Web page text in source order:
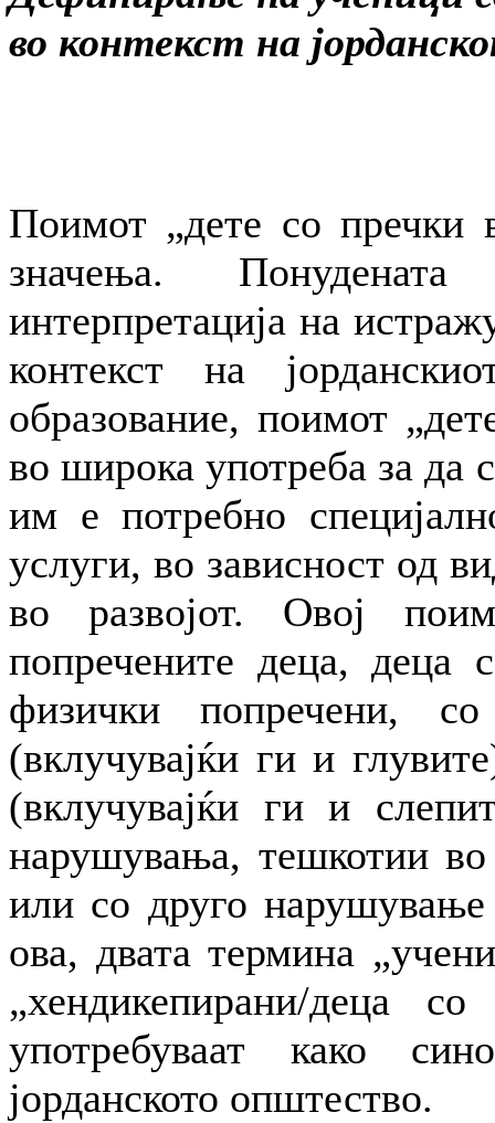
во контекст на
Поимот „дете со пречки
значења.
интерпретација на
контекст на
образование, поимот
во широка употреба за да
им е потребно
услуги, во зависност од
во развојот. Овој
попречените деца, деца
физички попречени,
(вклучувајќи ги и
(вклучувајќи ги и
нарушувања, тешкотии
или со друго
ова, двата термина
„хендикепирани/деца
употребуваат како
јорданското општество.